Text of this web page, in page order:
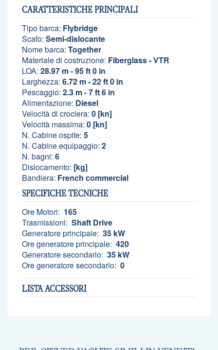
CARATTERISTICHE PRINCIPALI
Tipo barca: Flybridge
Scafo: Semi-dislocante
Nome barca: Together
Materiale di costruzione: Fiberglass - VTR
LOA: 28.97 m - 95 ft 0 in
Larghezza: 6.72 m - 22 ft 0 in
Pescaggio: 2.3 m - 7 ft 6 in
Alimentazione: Diesel
Velocità di crociera: 0 [kn]
Velocità massima: 0 [kn]
N. Cabine ospite: 5
N. Cabine equipaggio: 2
N. bagni: 6
Dislocamento: [kg]
Bandiera: French commercial
SPECIFICHE TECNICHE
Ore Motori: 165
Trasmissioni: Shaft Drive
Generatore principale: 35 kW
Ore generatore principale: 420
Generatore secondario: 35 kW
Ore generatore secondario: 0
LISTA ACCESSORI